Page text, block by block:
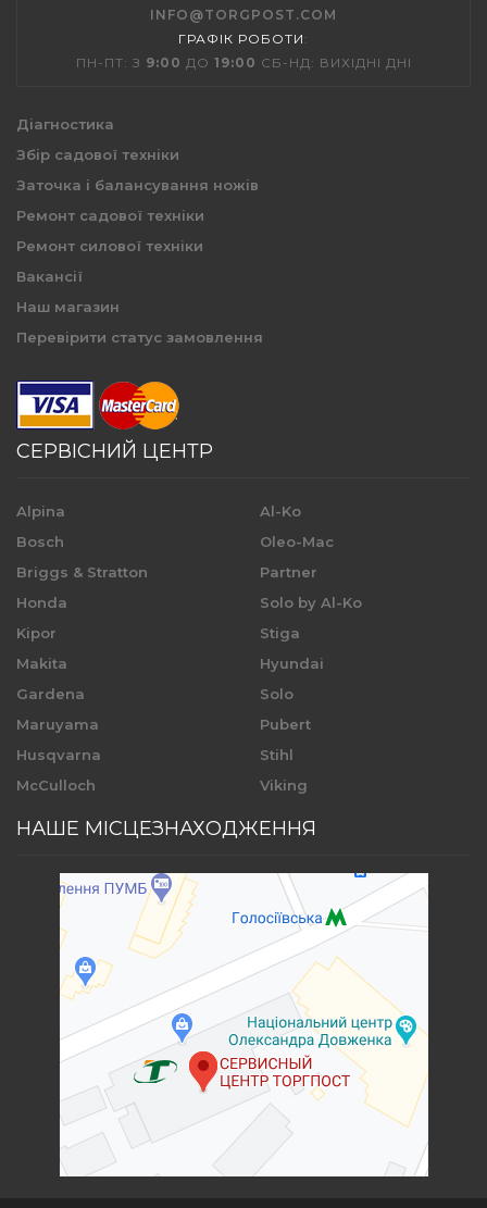
INFO@TORGPOST.COM
ГРАФІК РОБОТИ :
ПН-ПТ: З 9:00 ДО 19:00 СБ-НД: ВИХІДНІ ДНІ
Діагностика
Збір садової техніки
Заточка і балансування ножів
Ремонт садової техніки
Ремонт силової техніки
Вакансії
Наш магазин
Перевірити статус замовлення
СЕРВІСНИЙ ЦЕНТР
Alpina
Bosch
Briggs & Stratton
Honda
Kipor
Makita
Gardena
Maruyama
Husqvarna
McCulloch
Al-Ko
Oleo-Mac
Partner
Solo by Al-Ko
Stiga
Hyundai
Solo
Pubert
Stihl
Viking
НАШЕ МІСЦЕЗНАХОДЖЕННЯ